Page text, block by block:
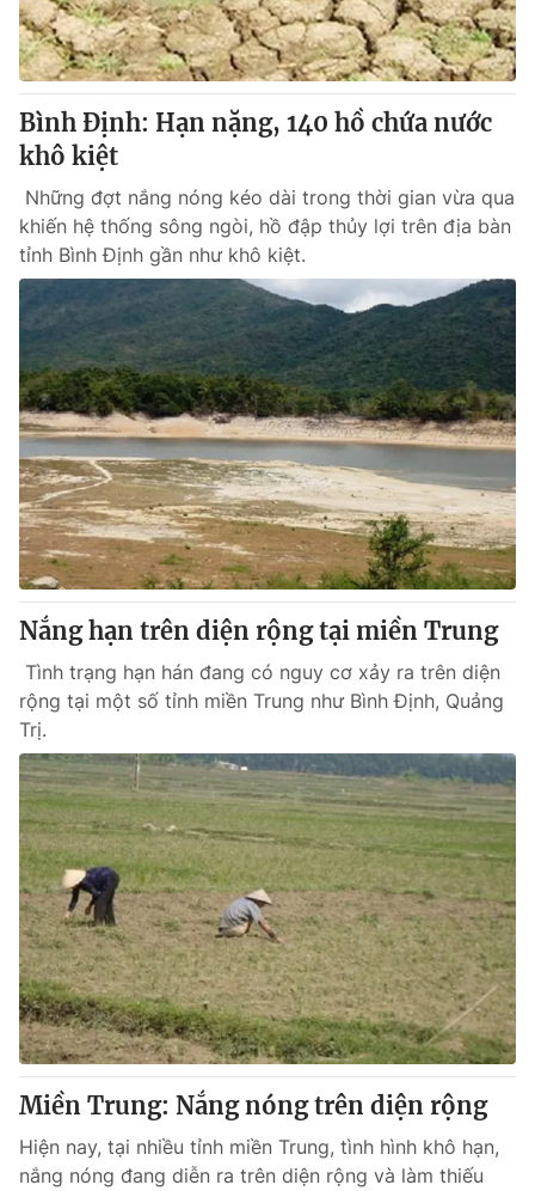
Bình Định: Hạn nặng, 140 hồ chứa nước
khô kiệt
Những đợt nắng nóng kéo dài trong thời gian vừa qua
khiến hệ thống sông ngòi, hồ đập thủy lợi trên địa bàn
tỉnh Bình Định gần như khô kiệt.
Nắng hạn trên diện rộng tại miền Trung
Tình trạng hạn hán đang có nguy cơ xảy ra trên diện
rộng tại một số tỉnh miền Trung như Bình Định, Quảng
Trị.
Miền Trung: Nắng nóng trên diện rộng
Hiện nay, tại nhiều tỉnh miền Trung, tình hình khô hạn,
nắng nóng đang diễn ra trên diện rộng và làm thiếu